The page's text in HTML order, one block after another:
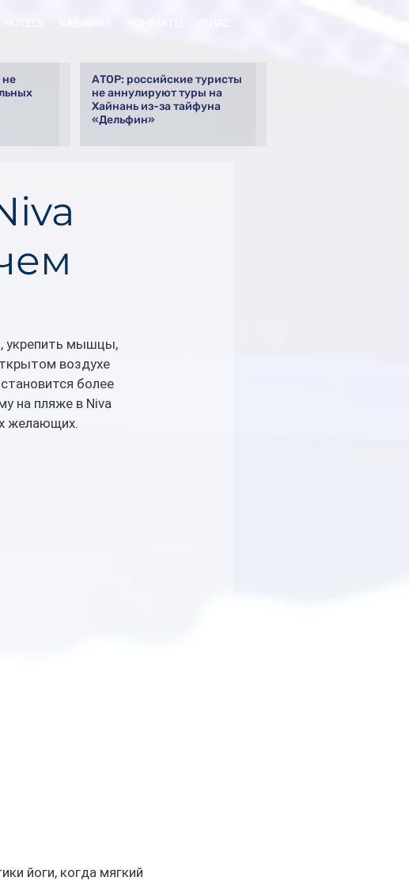
не
АТОР: российские туристы
не аннулируют туры на
Хайнань из-за тайфуна
«Дельфин»
укрепить мышцы,
воздухе
более
на пляже в Niva
желающих.
йоги, когда мягкий